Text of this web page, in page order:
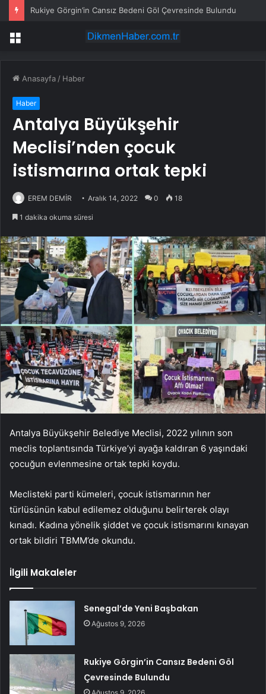
Rukiye Görgin’in Cansız Bedeni Göl Çevresinde Bulundu
Menü
Anasayfa / Haber
Haber
Antalya Büyükşehir
Meclisi’nden çocuk
istismarına ortak tepki
EREM DEMİR Aralık 14, 2022 0 18
1 dakika okuma süresi
Antalya Büyükşehir Belediye Meclisi, 2022 yılının son
meclis toplantısında Türkiye’yi ayağa kaldıran 6 yaşındaki
çocuğun evlenmesine ortak tepki koydu.
Meclisteki parti kümeleri, çocuk istismarının her
türlüsünün kabul edilemez olduğunu belirterek olayı
kınadı. Kadına yönelik şiddet ve çocuk istismarını kınayan
ortak bildiri TBMM’de okundu.
İlgili Makaleler
Senegal’de Yeni Başbakan
Ağustos 9, 2026
Rukiye Görgin’in Cansız Bedeni Göl
Çevresinde Bulundu